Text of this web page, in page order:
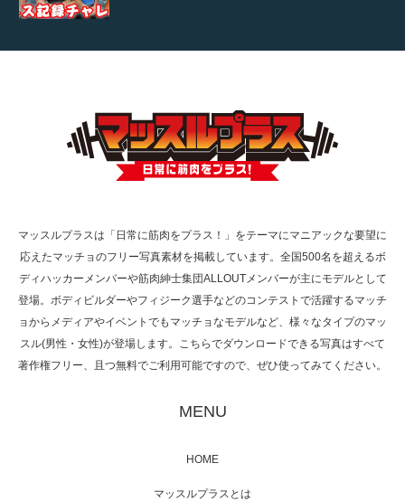
TOKYO FMラジオ番組「ONE MORNING」
で紹介さ…
た（6/8放送）
映画「メカバース」舞台挨拶へマッスルプラ
マッスルプラスは「日常に筋肉をプラス！」をテーマにマニアックな要望に
応えたマッチョのフリー写真素材を掲載しています。全国500名を超えるボ
ディハッカーメンバーや筋肉紳士集団ALLOUTメンバーが主にモデルとして
登場。ボディビルダーやフィジーク選手などのコンテストで活躍するマッチ
ョからメディアやイベントでもマッチョなモデルなど、様々なタイプのマッ
スル(男性・女性)が登場します。こちらでダウンロードできる写真はすべて
著作権フリー、且つ無料でご利用可能ですので、ぜひ使ってみてください。
MENU
HOME
マッスルプラスとは